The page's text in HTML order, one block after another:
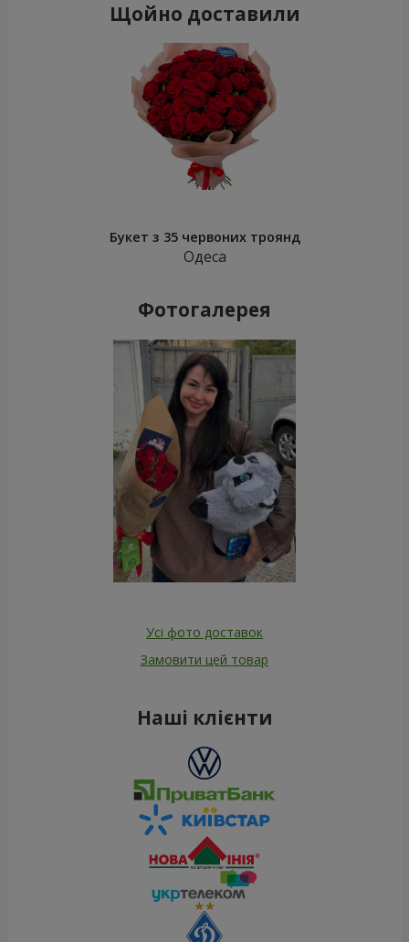
Щойно доставили
Букет з 35 червоних троянд
Одеса
Фотогалерея
Усі фото доставок
Замовити цей товар
Наші клієнти